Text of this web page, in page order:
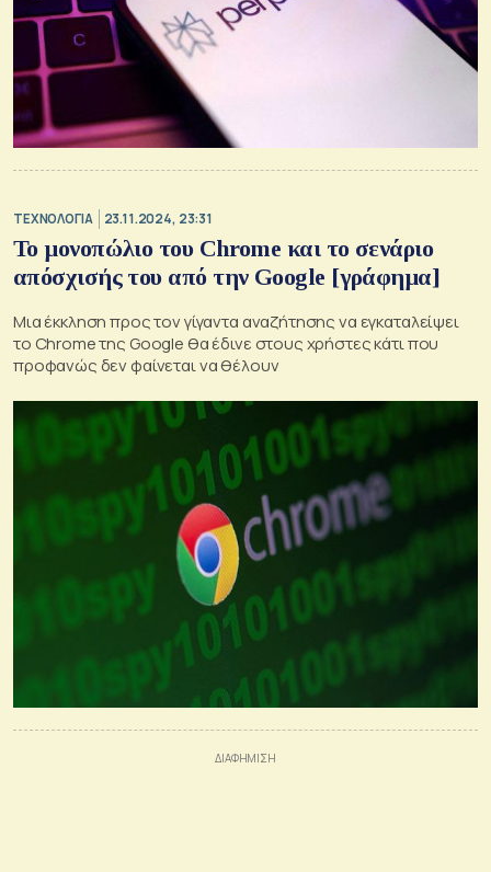
ΤΕΧΝΟΛΟΓΙΑ 23.11.2024, 23:31
Το μονοπώλιο του Chrome και το σενάριο
απόσχισής του από την Google [γράφημα]
Μια έκκληση προς τον γίγαντα αναζήτησης να εγκαταλείψει
το Chrome της Google θα έδινε στους χρήστες κάτι που
προφανώς δεν φαίνεται να θέλουν